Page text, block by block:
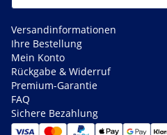
Versandinformationen
Ihre Bestellung
Mein Konto
Rückgabe & Widerruf
Premium-Garantie
FAQ
Sichere Bezahlung